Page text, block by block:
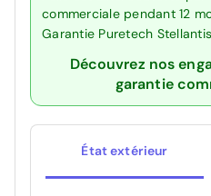
commerciale pendant 12
Garantie Puretech
Découvrez nos
garantie
État extérieur